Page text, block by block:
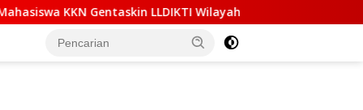
Gentaskin LLDIKTI Wilayah XV Dorong Pemberdayaan